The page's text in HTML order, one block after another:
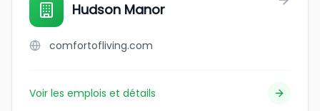
Hudson Manor
comfortofliving.com
Voir les emplois et détails